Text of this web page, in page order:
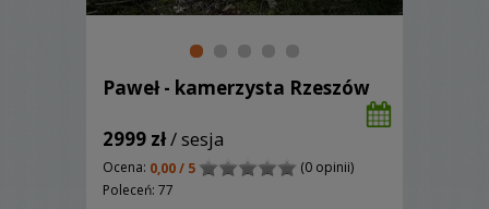
Paweł - kamerzysta Rzeszów
2999 zł/ sesja
Ocena: 0,00 / 5
(0 opinii)
Poleceń: 77